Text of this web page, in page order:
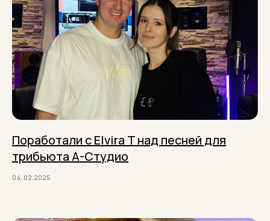
Поработали с Elvira T над песней для
трибьюта А-Студио
04.02.2025